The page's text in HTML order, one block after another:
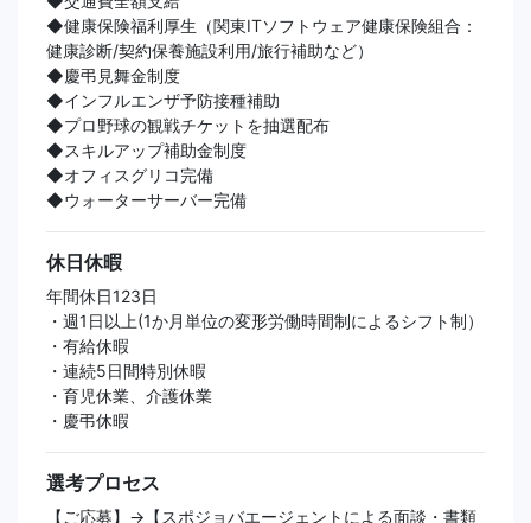
◆健康保険福利厚生（関東ITソフトウェア健康保険組合：
健康診断/契約保養施設利用/旅行補助など）
◆慶弔見舞金制度
◆インフルエンザ予防接種補助
◆プロ野球の観戦チケットを抽選配布
◆スキルアップ補助金制度
◆オフィスグリコ完備
◆ウォーターサーバー完備
休日休暇
年間休日123日
・週1日以上(1か月単位の変形労働時間制によるシフト制）
・有給休暇
・連続5日間特別休暇
・育児休業、介護休業
・慶弔休暇
選考プロセス
【ご応募】→【スポジョバエージェントによる面談・書類